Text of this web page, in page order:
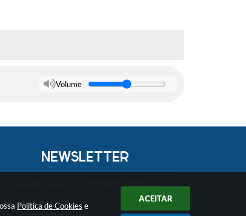
Política de Cookies e
ACEITAR
Volume
NEWSLETTER